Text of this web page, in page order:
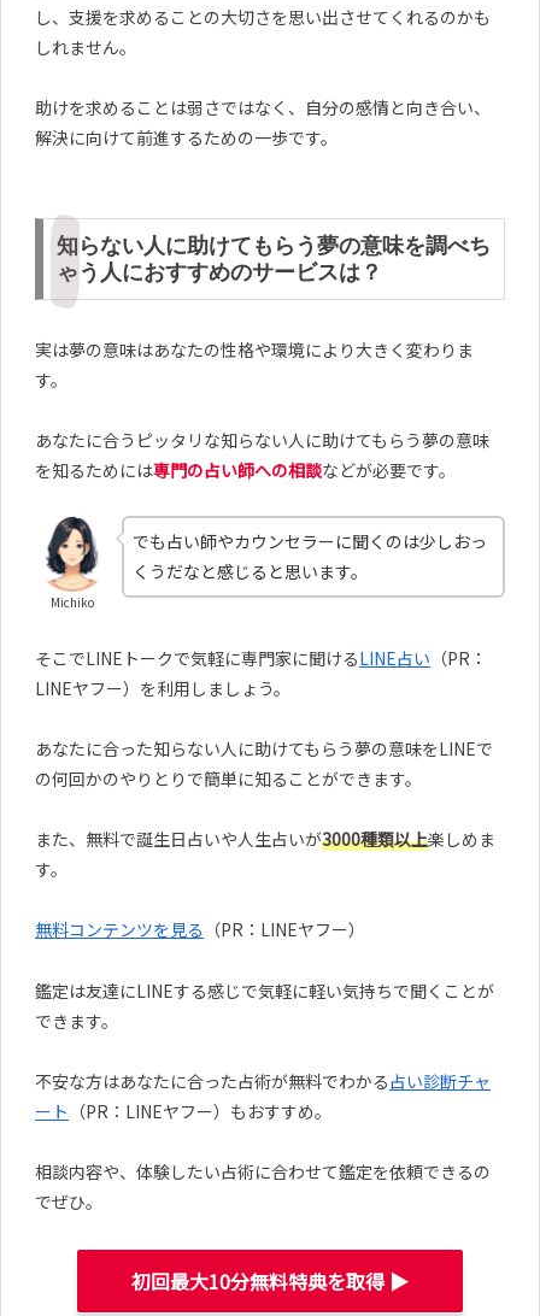
し、支援を求めることの大切さを思い出させてくれるのかも
しれません。
助けを求めることは弱さではなく、自分の感情と向き合い、
解決に向けて前進するための一歩です。
知らない人に助けてもらう夢の意味を調べち
ゃう人におすすめのサービスは？
実は夢の意味はあなたの性格や環境により大きく変わりま
す。
あなたに合うピッタリな知らない人に助けてもらう夢の意味
を知るためには専門の占い師への相談などが必要です。
Michiko
でも占い師やカウンセラーに聞くのは少しおっ
くうだなと感じると思います。
そこでLINEトークで気軽に専門家に聞けるLINE占い （PR：
LINEヤフー）を利用しましょう。
あなたに合った知らない人に助けてもらう夢の意味をLINEで
の何回かのやりとりで簡単に知ることができます。
また、無料で誕生日占いや人生占いが3000種類以上楽しめま
す。
無料コンテンツを見る （PR：LINEヤフー）
鑑定は友達にLINEする感じで気軽に軽い気持ちで聞くことが
できます。
不安な方はあなたに合った占術が無料でわかる占い診断チャ
ート （PR：LINEヤフー）もおすすめ。
相談内容や、体験したい占術に合わせて鑑定を依頼できるの
でぜひ。
初回最大10分無料特典を取得 ▶︎